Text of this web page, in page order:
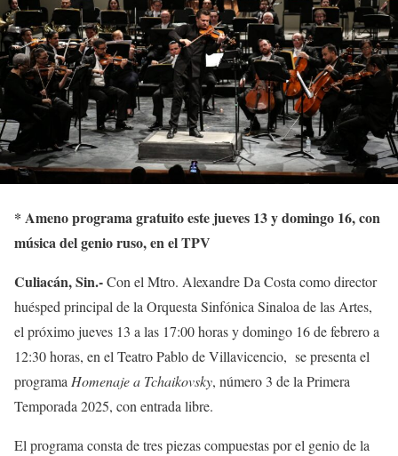
* Ameno programa gratuito este jueves 13 y domingo 16, con
música del genio ruso, en el TPV
Culiacán, Sin.-Con el Mtro. Alexandre Da Costa como director
huésped principal de la Orquesta Sinfónica Sinaloa de las Artes,
el próximo jueves 13 a las 17:00 horas y domingo 16 de febrero a
12:30 horas, en el Teatro Pablo de Villavicencio, se presenta el
programaHomenaje a Tchaikovsky, número 3 de la Primera
Temporada 2025, con entrada libre.
El programa consta de tres piezas compuestas por el genio de la